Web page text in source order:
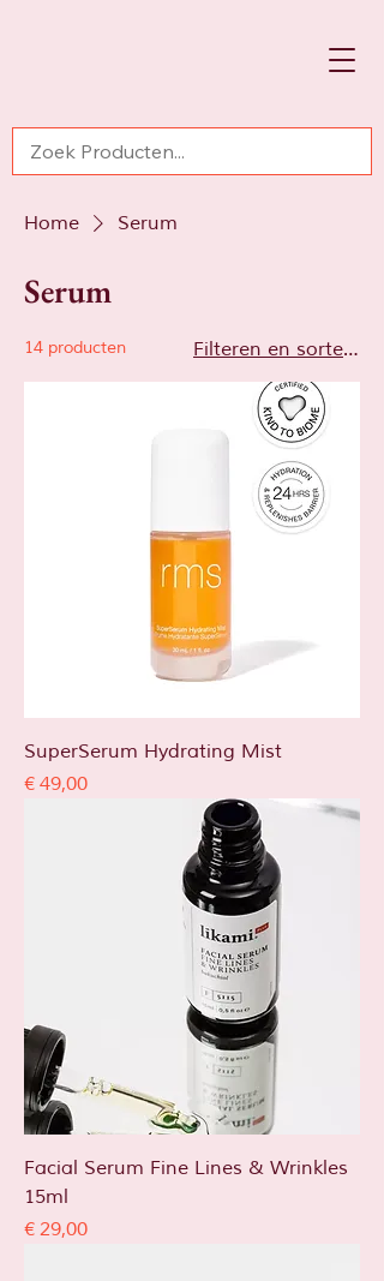
Home Serum
Serum
14 producten Filteren en sorteren
SuperSerum Hydrating Mist
Prijs
€ 49,00
Facial Serum Fine Lines & Wrinkles
15ml
Prijs
€ 29,00